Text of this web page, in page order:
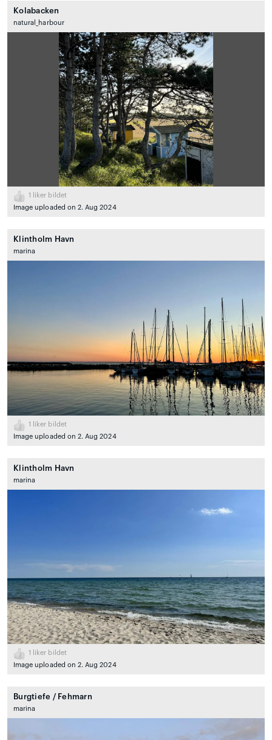
Kolabacken
natural_harbour
1
liker bildet
Image uploaded on 2. Aug 2024
Klintholm Havn
marina
1
liker bildet
Image uploaded on 2. Aug 2024
Klintholm Havn
marina
1
liker bildet
Image uploaded on 2. Aug 2024
Burgtiefe / Fehmarn
marina